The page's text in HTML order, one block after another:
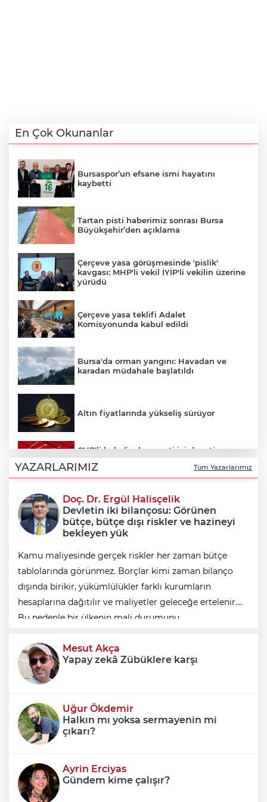
En Çok Okunanlar
Bursaspor’un efsane ismi hayatını
kaybetti
Tartan pisti haberimiz sonrası Bursa
Büyükşehir’den açıklama
Çerçeve yasa görüşmesinde 'pislik'
kavgası: MHP'li vekil İYİP'li vekilin üzerine
yürüdü
Çerçeve yasa teklifi Adalet
Komisyonunda kabul edildi
Bursa'da orman yangını: Havadan ve
karadan müdahale başlatıldı
Altın fiyatlarında yükseliş sürüyor
CHP'li belediyelere parti içi denetim:
Hakkında soruşturma olmayanlar da
incelenecek
Erkan Aydın Osmangazi’nin nabzını
sahada tuttu
YAZARLARIMIZ Tüm Yazarlarımız
Doç. Dr. Ergül Halisçelik
Devletin iki bilançosu: Görünen
bütçe, bütçe dışı riskler ve hazineyi
bekleyen yük
Kamu maliyesinde gerçek riskler her zaman bütçe
tablolarında görünmez. Borçlar kimi zaman bilanço
dışında birikir, yükümlülükler farklı kurumların
hesaplarına dağıtılır ve maliyetler geleceğe ertelenir.
Bu nedenle bir ülkenin mali durumunu
borç stok
Mesut Akça
Yapay zekâ Zübüklere karşı
Uğur Ökdemir
Halkın mı yoksa sermayenin mi
çıkarı?
Ayrin Erciyas
Gündem kime çalışır?